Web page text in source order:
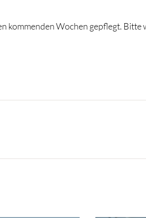
kommenden Wochen gepflegt.